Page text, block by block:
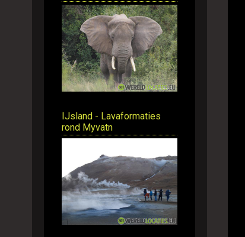
IJsland - Lavaformaties
rond Myvatn